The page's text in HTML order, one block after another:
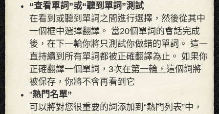
“查看單詞”或“聽到單詞”測試
在看到或聽到單詞之間進行選擇，然後從其中
一個框中選擇翻譯。 當20個單詞的會話完成
後，在下一輪你將只測試你做錯的單詞。 這一
直持續到所有單詞都被正確翻譯為止。 如果你
正確翻譯一個單詞，3次在第一輪， 這個詞將
被保存，你將不會再看到它
“熱門名單”
可以將對您很重要的詞添加到“熱門列表”中，